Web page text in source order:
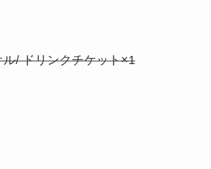
/ ドリンクチケット×1